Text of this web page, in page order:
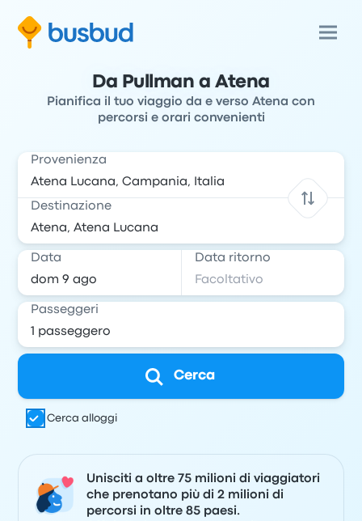
Da Pullman a Atena
Pianifica il tuo viaggio da e verso Atena con
percorsi e orari convenienti
Provenienza
Destinazione
Data Data ritorno
Passeggeri
Cerca
Cerca alloggi
Unisciti a oltre 75 milioni di viaggiatori
che prenotano più di 2 milioni di
percorsi in oltre 85 paesi.